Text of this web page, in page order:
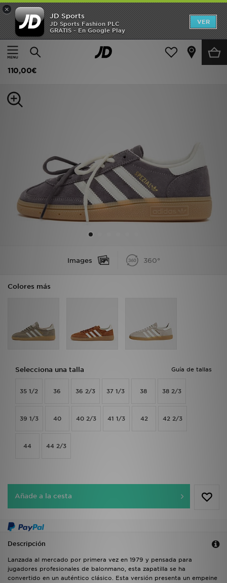
×
JD Sports
JD Sports Fashion PLC
GRATIS - En Google Play
VER
Página principal
Mujer Calzado de mujer Zapatillas
adidas Originals Handball Spezial
110,00€
Images 360°
Colores más
Guía de tallas
Selecciona una talla
35 1/2 36 36 2/3 37 1/3 38 38 2/3
39 1/3 40 40 2/3 41 1/3 42 42 2/3
44 44 2/3
Añade a la cesta
Descripción
Lanzada al mercado por primera vez en 1979 y pensada para
jugadores profesionales de balonmano, esta zapatilla se ha
convertido en un auténtico clásico. Esta versión presenta un empeine
Hombre
Mujer
Estilo
Deportes & Fitness
JD Fútbol
Ofertas